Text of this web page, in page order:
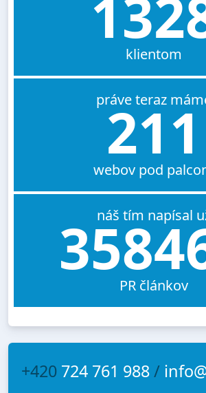
klientom
práve teraz
211
webov pod
náš tím napísal
PR článkov
+420 724 761 988/